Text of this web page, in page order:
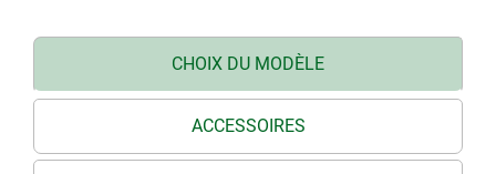
CHOIX DU MODÈLE
ACCESSOIRES